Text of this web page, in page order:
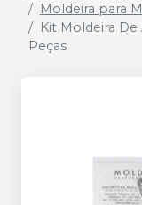
Moldeira para
Kit Moldeira
Peças